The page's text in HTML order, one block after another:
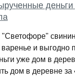
"Светофоре"
варенье и выгодно
уже дом в
дом в деревне